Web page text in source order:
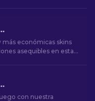
para M4A4 en CS2 [2026]
más económicas skins
asequibles en esta
para M4A1-S de CS2 [2026]
con nuestra